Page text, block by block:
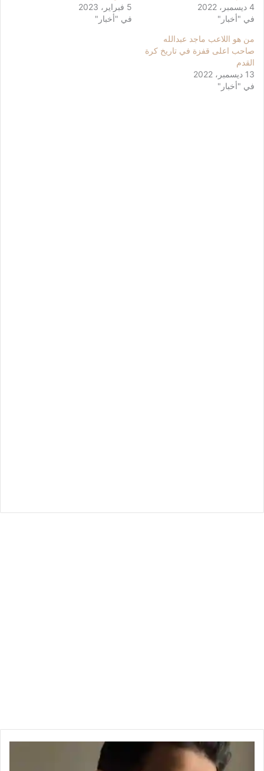
4 ديسمبر، 2022
في "أخبار"
5 فبراير، 2023
في "أخبار"
من هو اللاعب ماجد عبدالله
صاحب اعلى قفزة في تاريخ كرة
القدم
13 ديسمبر، 2022
في "أخبار"